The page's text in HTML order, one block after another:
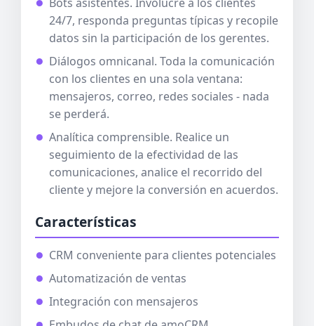
24/7, responda preguntas típicas y recopile
datos sin la participación de los gerentes.
Diálogos omnicanal. Toda la comunicación
con los clientes en una sola ventana:
mensajeros, correo, redes sociales - nada
se perderá.
Analítica comprensible. Realice un
seguimiento de la efectividad de las
comunicaciones, analice el recorrido del
cliente y mejore la conversión en acuerdos.
Características
CRM conveniente para clientes potenciales
Automatización de ventas
Integración con mensajeros